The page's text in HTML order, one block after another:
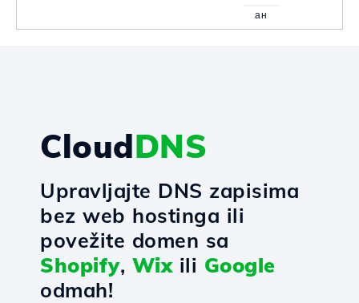
ан
CloudDNS
Upravljajte DNS zapisima
bez web hostinga ili
povežite domen sa
Shopify, Wixili Google
odmah!